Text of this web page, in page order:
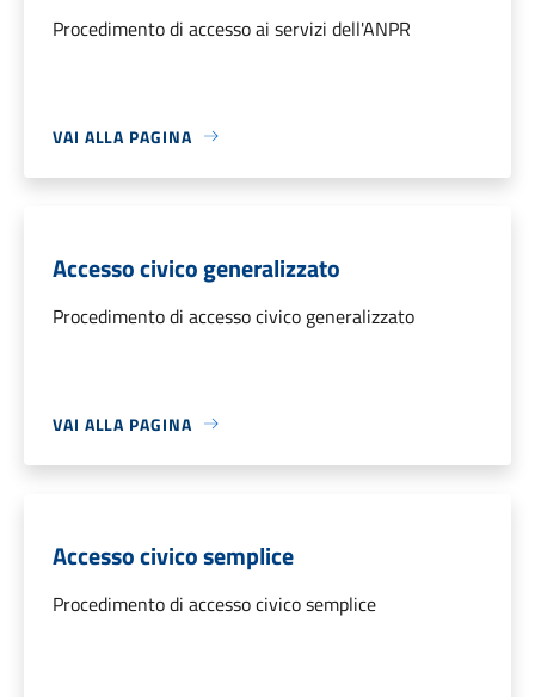
Procedimento di accesso ai servizi dell'ANPR
VAI ALLA PAGINA
Accesso civico generalizzato
Procedimento di accesso civico generalizzato
VAI ALLA PAGINA
Accesso civico semplice
Procedimento di accesso civico semplice